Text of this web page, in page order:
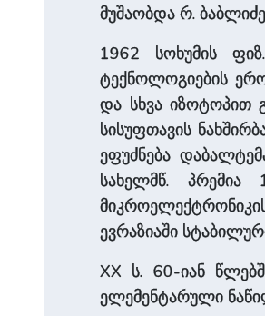
მუშაობდა რ.
1962 სოხუმის
ტექნოლოგიების
და სხვა იზოტოპით
სისუფთავის
ეფუძნება
სახელმწ. პრემია
ევრაზიაში
XX ს. 60-იან
ელემენტარული